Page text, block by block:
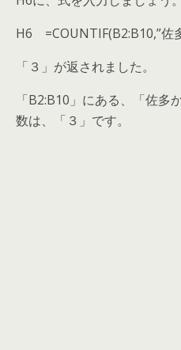
H6 =COUNTIF(B2:B10,”佐
「３」が返されました。
「B2:B10」にある、「佐
数は、「３」です。